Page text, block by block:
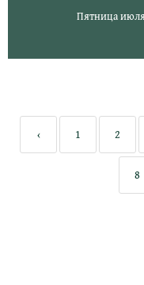
Пятница июля
‹ 1 2
8